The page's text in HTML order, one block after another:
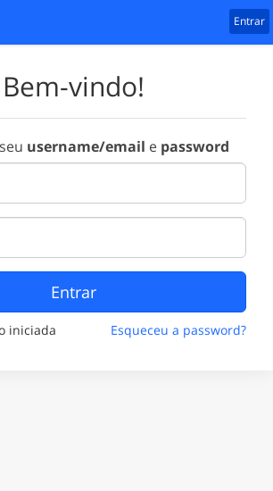
Entrar
Bem-vindo!
username/email e password
Entrar
iniciada Esqueceu a password?